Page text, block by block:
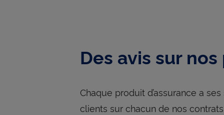
Des avis sur
Chaque produit d’assurance a
clients sur chacun de nos